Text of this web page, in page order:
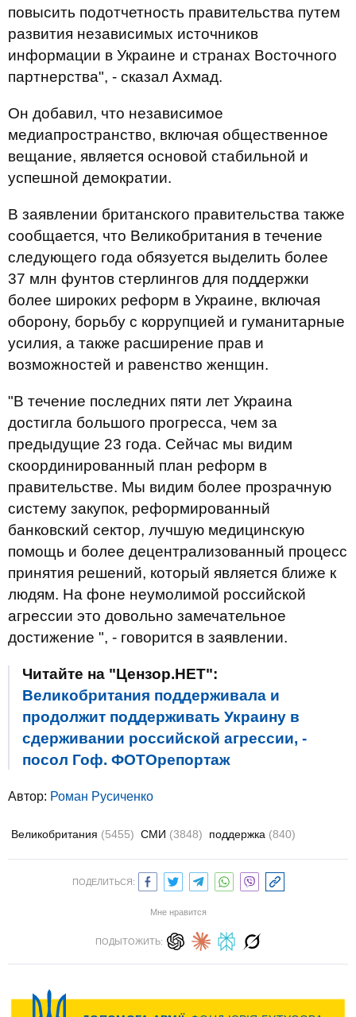
повысить подотчетность правительства путем
развития независимых источников
информации в Украине и странах Восточного
партнерства", - сказал Ахмад.
Он добавил, что независимое
медиапространство, включая общественное
вещание, является основой стабильной и
успешной демократии.
В заявлении британского правительства также
сообщается, что Великобритания в течение
следующего года обязуется выделить более
37 млн ​​фунтов стерлингов для поддержки
более широких реформ в Украине, включая
оборону, борьбу с коррупцией и гуманитарные
усилия, а также расширение прав и
возможностей и равенство женщин.
"В течение последних пяти лет Украина
достигла большого прогресса, чем за
предыдущие 23 года. Сейчас мы видим
скоординированный план реформ в
правительстве. Мы видим более прозрачную
систему закупок, реформированный
банковский сектор, лучшую медицинскую
помощь и более децентрализованный процесс
принятия решений, который является ближе к
людям. На фоне неумолимой российской
агрессии это довольно замечательное
достижение ", - говорится в заявлении.
Читайте на "Цензор.НЕТ":
Великобритания поддерживала и
продолжит поддерживать Украину в
сдерживании российской агрессии, -
посол Гоф. ФОТОрепортаж
Автор: Роман Русиченко
Великобритания (5455) СМИ (3848) поддержка (840)
ПОДЕЛИТЬСЯ:
Мне нравится
ПОДЫТОЖИТЬ: